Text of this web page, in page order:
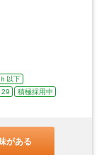
以下
29
積極採用中
がある